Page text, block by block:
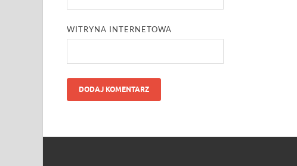
WITRYNA INTERNETOWA